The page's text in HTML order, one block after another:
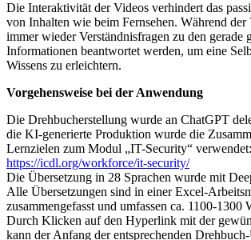
Die Interaktivität der Videos verhindert das
von Inhalten wie beim Fernsehen. Während der
immer wieder Verständnisfragen zu den gerade
Informationen beantwortet werden, um eine
Wissens zu erleichtern.
Vorgehensweise bei der Anwendung
Die Drehbucherstellung wurde an ChatGPT
die KI-generierte Produktion wurde die
Lernzielen zum Modul „IT-Security“ verwendet:
https://icdl.org/workforce/it-security/
Die Übersetzung in 28 Sprachen wurde mit
Alle Übersetzungen sind in einer Excel-
zusammengefasst und umfassen ca. 1100-1300
Durch Klicken auf den Hyperlink mit der
kann der Anfang der entsprechenden